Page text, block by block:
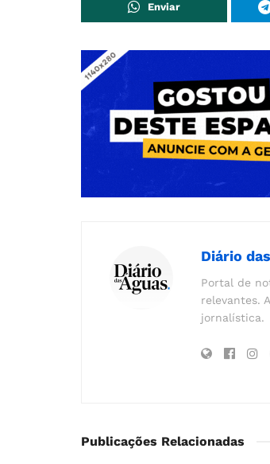
Enviar
Diário
Portal de
relevantes.
jornalística.
Publicações Relacionadas